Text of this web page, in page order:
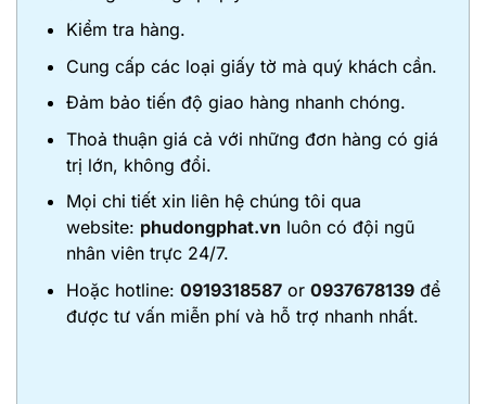
Kiểm tra hàng.
Cung cấp các loại giấy tờ mà quý khách cần.
Đảm bảo tiến độ giao hàng nhanh chóng.
Thoả thuận giá cả với những đơn hàng có giá
trị lớn, không đổi.
Mọi chi tiết xin liên hệ chúng tôi qua
website: phudongphat.vn luôn có đội ngũ
nhân viên trực 24/7.
Hoặc hotline: 0919318587or 0937678139để
được tư vấn miễn phí và hỗ trợ nhanh nhất.